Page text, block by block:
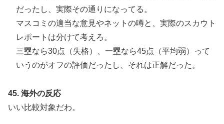
だったし、実際その通りになってる。
マスコミの適当な意見やネットの噂と、実際のスカウト
レポートは分けて考えろ。
三塁なら30点（失格）、一塁なら45点（平均弱）って
いうのがオフの評価だったし、それは正解だった。
45. 海外の反応
いい比較対象だわ。